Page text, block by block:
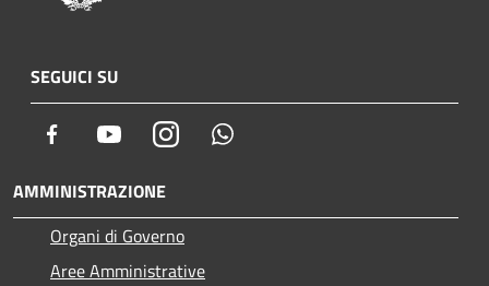
SEGUICI SU
Facebook YoutubeInstagram
AMMINISTRAZIONE
Organi di Governo
Aree Amministrative